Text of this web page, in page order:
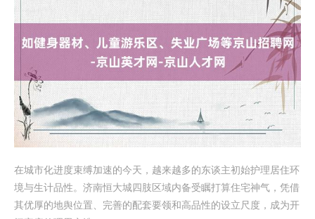
在城市化进度束缚加速的今天，越来越多的东谈主初始护理居住环
境与生计品性。济南恒大城四肢区域内备受瞩打算住宅神气，凭借
其优厚的地舆位置、完善的配套要领和高品性的设立尺度，成为开